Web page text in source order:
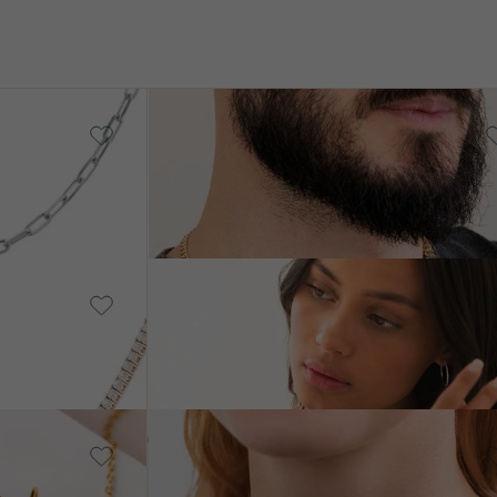
14k žluté zlato
Panzer
85 490 Kč
14k bílé zlato, Diamant
od 592 590 Kč
14k žluté zlato, Diamant
Luna